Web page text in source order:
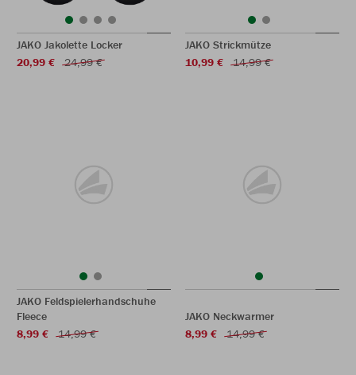
JAKO Jakolette Locker
20,99 €
24,99 €
JAKO Strickmütze
10,99 €
14,99 €
JAKO Feldspielerhandschuhe
Fleece
8,99 €
14,99 €
JAKO Neckwarmer
8,99 €
14,99 €